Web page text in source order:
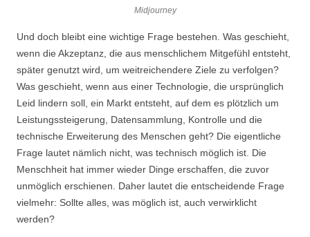
Midjourney
Und doch bleibt eine wichtige Frage bestehen. Was geschieht,
wenn die Akzeptanz, die aus menschlichem Mitgefühl entsteht,
später genutzt wird, um weitreichendere Ziele zu verfolgen?
Was geschieht, wenn aus einer Technologie, die ursprünglich
Leid lindern soll, ein Markt entsteht, auf dem es plötzlich um
Leistungssteigerung, Datensammlung, Kontrolle und die
technische Erweiterung des Menschen geht? Die eigentliche
Frage lautet nämlich nicht, was technisch möglich ist. Die
Menschheit hat immer wieder Dinge erschaffen, die zuvor
unmöglich erschienen. Daher lautet die entscheidende Frage
vielmehr: Sollte alles, was möglich ist, auch verwirklicht
werden?